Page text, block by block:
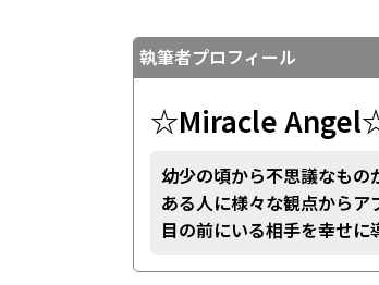
執筆者プロフィール
☆Miracle
幼少の頃から不思議なも
ある人に様々な観点からア
目の前にいる相手を幸せに